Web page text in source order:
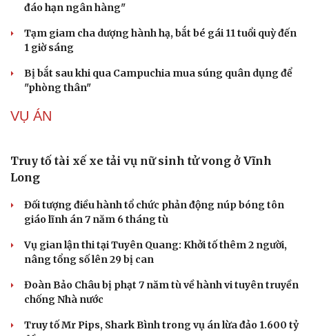
đáo hạn ngân hàng"
Tạm giam cha dượng hành hạ, bắt bé gái 11 tuổi quỳ đến
1 giờ sáng
Bị bắt sau khi qua Campuchia mua súng quân dụng để
"phòng thân"
VỤ ÁN
Truy tố tài xế xe tải vụ nữ sinh tử vong ở Vĩnh
Long